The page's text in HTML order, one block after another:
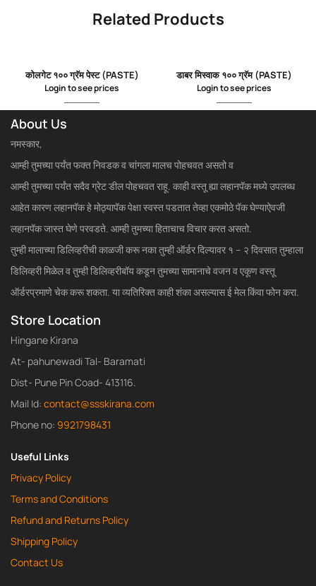
Related Products
कोलगेट १०० ग्रॅम पेस्ट (PASTE)
Login to see prices
डाबर मिस्वाक १०० ग्रॅम (PASTE)
Login to see prices
About Us
नमस्कार,
आम्ही तुमच्या पर्यंत फक्त निवडक व चांगला मालच पोहचवत असतो व
आम्ही तुमच्या पर्यंत सदैव ग्रेट डील पोहचवत राहू. काही वस्तू ह्या लहानपॅक मध्ये उपलब्ध
आहेत कारण लहानपॅक हे मोठ्यापॅक पेक्षा स्वस्त पडतात तेव्हा एकमोठे पॅक घेण्याऐवजी
लहानपॅक जास्त घेणे परवडते. आम्ही तुमच्या हिताचाच विचार करत असतो.
तुम्ही मालाच्या डिलिव्हरीची काळजी करू नका तुम्ही ऑर्डर दिल्यावर १ – २ दिवसात तुम्हाला
डिलिव्हरी मिळेल व तुम्ही डिलिव्हरीबॉय कडून तुमच्या सामानाचे वजन व एकूण वस्तू
ऑर्डरप्रमाणे चेक करू शकता. या व्यतिरिक्त काही शंका असल्यास ई मेल किंवा फोन करा.
Store Location
Hingane Kirana
At- pahunewadi Tal- Baramati
Dist- Pune Pin Coad- 413116.
Mail Id: contact@ssskirana.com
Phone no: 9921798431
Useful Links
Privacy Policy
Terms and Conditions
Refund and Returns Policy
Shipping Policy
Contact Us